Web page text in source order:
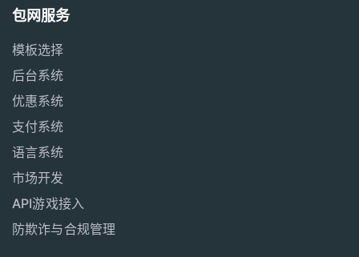
包网服务
模板选择
后台系统
优惠系统
支付系统
语言系统
市场开发
API游戏接入
防欺诈与合规管理